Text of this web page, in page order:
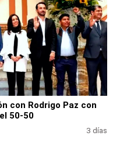
con Rodrigo Paz con
50-50
3 días